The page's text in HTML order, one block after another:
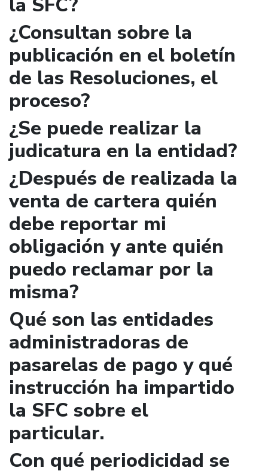
la SFC?
¿Consultan sobre la
publicación en el boletín
de las Resoluciones, el
proceso?
¿Se puede realizar la
judicatura en la entidad?
¿Después de realizada la
venta de cartera quién
debe reportar mi
obligación y ante quién
puedo reclamar por la
misma?
Qué son las entidades
administradoras de
pasarelas de pago y qué
instrucción ha impartido
la SFC sobre el
particular.
Con qué periodicidad se